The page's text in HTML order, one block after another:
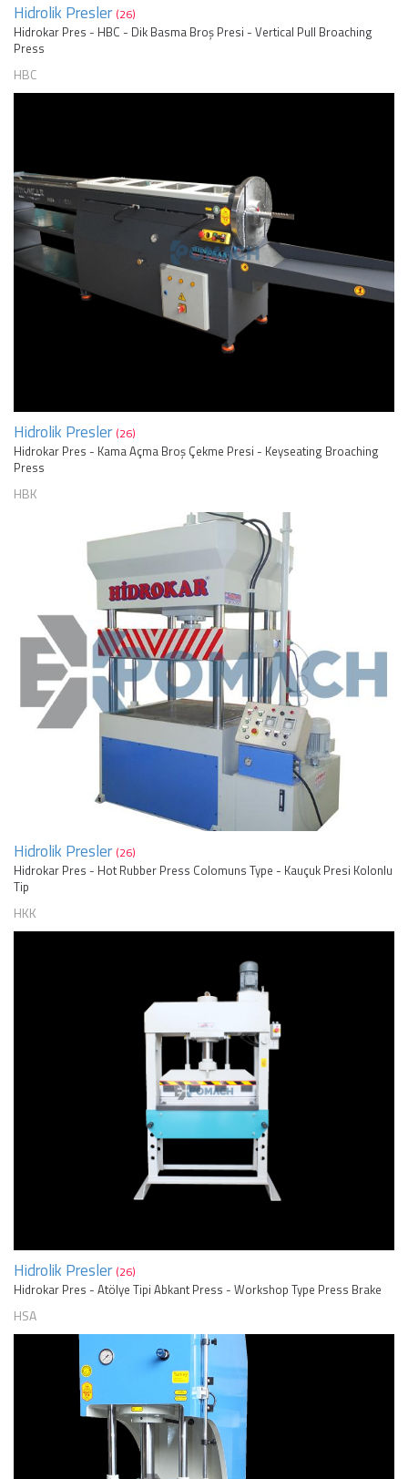
Hidrolik Presler (26)
Hidrokar Pres - HBC - Dik Basma Broş Presi - Vertical Pull Broaching
Press
HBC
Hidrolik Presler (26)
Hidrokar Pres - Kama Açma Broş Çekme Presi - Keyseating Broaching
Press
HBK
Hidrolik Presler (26)
Hidrokar Pres - Hot Rubber Press Colomuns Type - Kauçuk Presi Kolonlu
Tip
HKK
Hidrolik Presler (26)
Hidrokar Pres - Atölye Tipi Abkant Press - Workshop Type Press Brake
HSA